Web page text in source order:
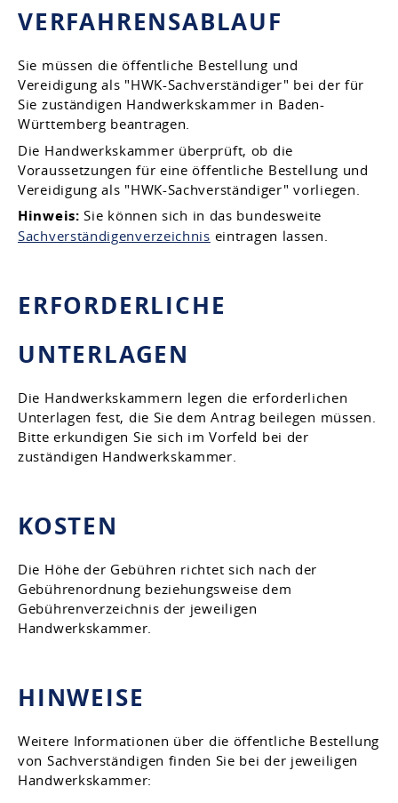
VERFAHRENSABLAUF
Sie müssen die öffentliche Bestellung und
Vereidigung als "HWK-Sachverständiger" bei der für
Sie zuständigen Handwerkskammer in Baden-
Württemberg beantragen.
Die Handwerkskammer überprüft, ob die
Voraussetzungen für eine öffentliche Bestellung und
Vereidigung als "HWK-Sachverständiger" vorliegen.
Hinweis: Sie können sich in das bundesweite
Sachverständigenverzeichnis eintragen lassen.
ERFORDERLICHE
UNTERLAGEN
Die Handwerkskammern legen die erforderlichen
Unterlagen fest, die Sie dem Antrag beilegen müssen.
Bitte erkundigen Sie sich im Vorfeld bei der
zuständigen Handwerkskammer.
KOSTEN
Die Höhe der Gebühren richtet sich nach der
Gebührenordnung beziehungsweise dem
Gebührenverzeichnis der jeweiligen
Handwerkskammer.
HINWEISE
Weitere Informationen über die öffentliche Bestellung
von Sachverständigen finden Sie bei der jeweiligen
Handwerkskammer: